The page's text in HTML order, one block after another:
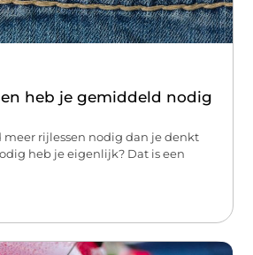
heb je gemiddeld nodig
rijlessen nodig dan je denkt
heb je eigenlijk? Dat is een